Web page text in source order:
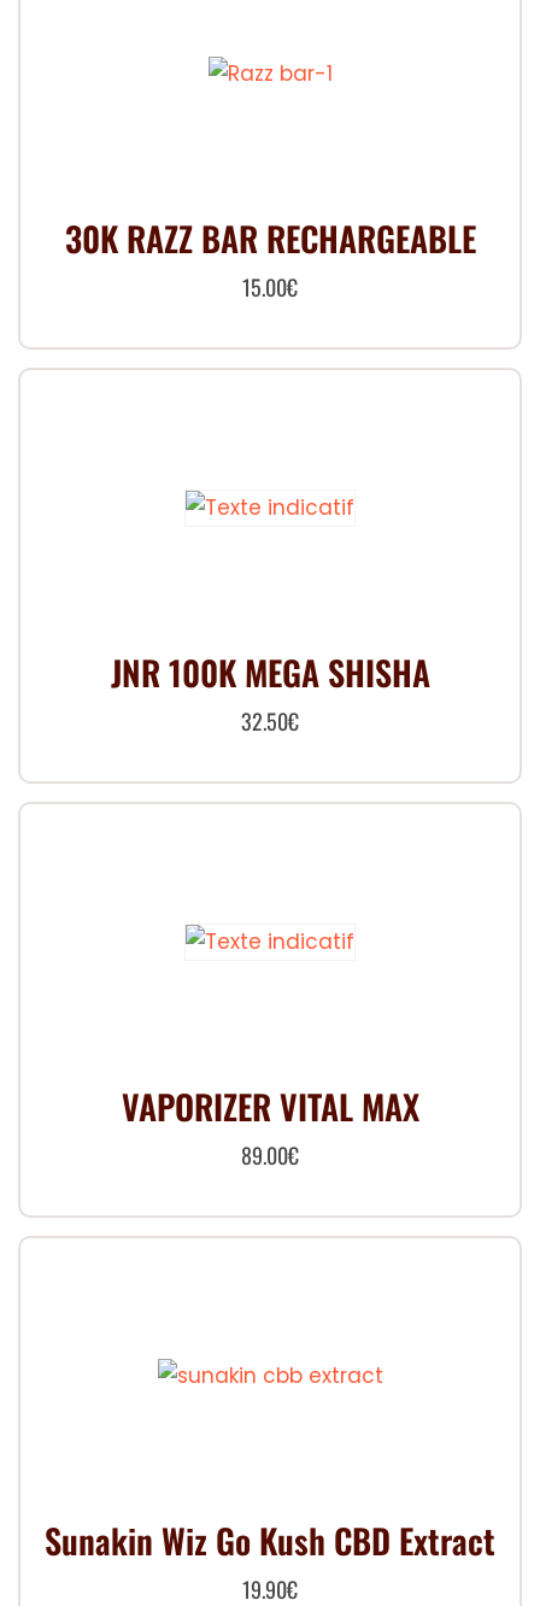
30K RAZZ BAR RECHARGEABLE
15.00€
JNR 100K MEGA SHISHA
32.50€
VAPORIZER VITAL MAX
89.00€
Sunakin Wiz Go Kush CBD Extract
19.90€